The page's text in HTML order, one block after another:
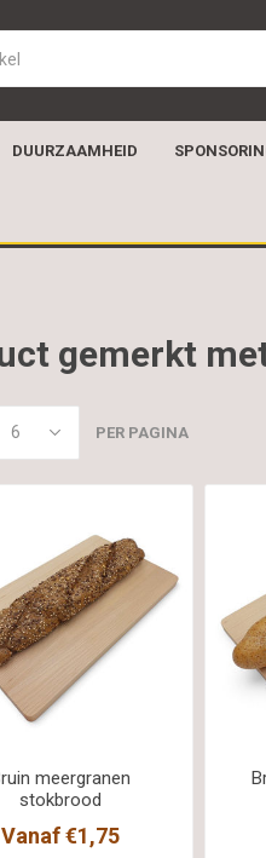
DUURZAAMHEID
gemerkt
PER PAGINA
meergranen
stokbrood
Vanaf €1,75